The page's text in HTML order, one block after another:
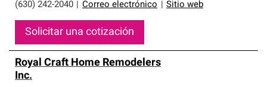
(630) 242-2040 Correo electrónico Sitio web
Solicitar una cotización
Royal Craft Home Remodelers
Inc.